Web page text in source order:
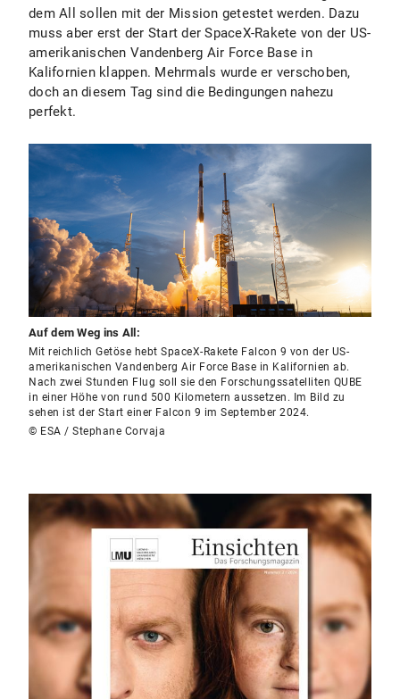
dem All sollen mit der Mission getestet werden. Dazu
muss aber erst der Start der SpaceX-Rakete von der US-
amerikanischen Vandenberg Air Force Base in
Kalifornien klappen. Mehrmals wurde er verschoben,
doch an diesem Tag sind die Bedingungen nahezu
perfekt.
Auf dem Weg ins All:
Mit reichlich Getöse hebt SpaceX-Rakete Falcon 9 von der US-
amerikanischen Vandenberg Air Force Base in Kalifornien ab.
Nach zwei Stunden Flug soll sie den Forschungssatelliten QUBE
in einer Höhe von rund 500 Kilometern aussetzen. Im Bild zu
sehen ist der Start einer Falcon 9 im September 2024.
© ESA / Stephane Corvaja